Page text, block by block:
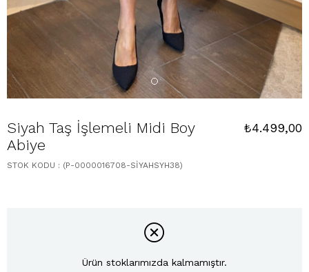
Siyah Taş İşlemeli Midi Boy
Abiye
₺4.499,00
STOK KODU (P-0000016708-SİYAHSYH38)
Ürün stoklarımızda kalmamıştır.